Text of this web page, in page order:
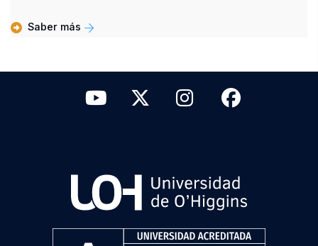
Saber más